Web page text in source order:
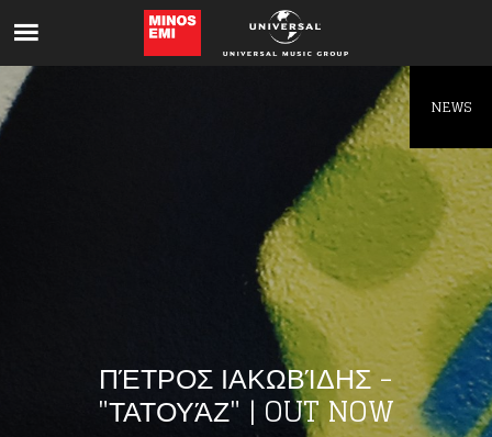
ΠΈΤΡΟΣ ΙΑΚΩΒΊΔΗΣ -
"ΤΑΤΟΥΆΖ" | OUT NOW
NEWS
Like being first?
Get news from your favorite artists before
everyone else.